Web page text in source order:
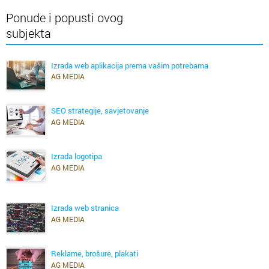
Zašto odabrati baš nas?
Mi smo web dizajn agencija s višegodišnjim iskustvom, te
naglaskom na izradu kompleksnih i unikatnih internet projekata.
S preko 17 godina iskustva i in-house timom izrađujemo cjelovita
Ponude i popusti ovog
subjekta
Izrada web aplikacija prema vašim potrebama
AG MEDIA
SEO strategije, savjetovanje
AG MEDIA
Izrada logotipa
AG MEDIA
Izrada web stranica
AG MEDIA
Reklame, brošure, plakati
AG MEDIA